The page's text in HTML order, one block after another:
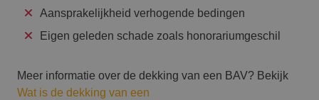
Aansprakelijkheid verhogende bedingen
Eigen geleden schade zoals honorariumgeschil
Meer informatie over de dekking van een BAV? Bekijk
Wat is de dekking van een